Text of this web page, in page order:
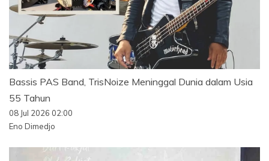
Bassis PAS Band, TrisNoize Meninggal Dunia dalam Usia
55 Tahun
08 Jul 2026 02:00
Eno Dimedjo